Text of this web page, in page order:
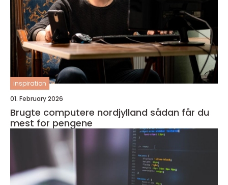
inspiration
01. February 2026
Brugte computere nordjylland sådan får du
mest for pengene